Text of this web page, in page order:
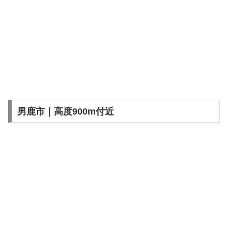
男鹿市｜高度900m付近